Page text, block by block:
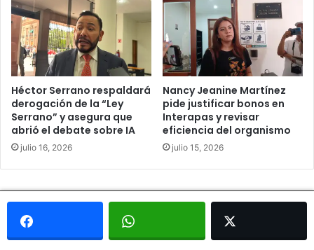
Héctor Serrano respaldará
derogación de la “Ley
Serrano” y asegura que
abrió el debate sobre IA
julio 16, 2026
Nancy Jeanine Martínez
pide justificar bonos en
Interapas y revisar
eficiencia del organismo
julio 15, 2026
© Copyright 2026, Todos los derechos reservados - Metrópoli
San Luis 2013 |